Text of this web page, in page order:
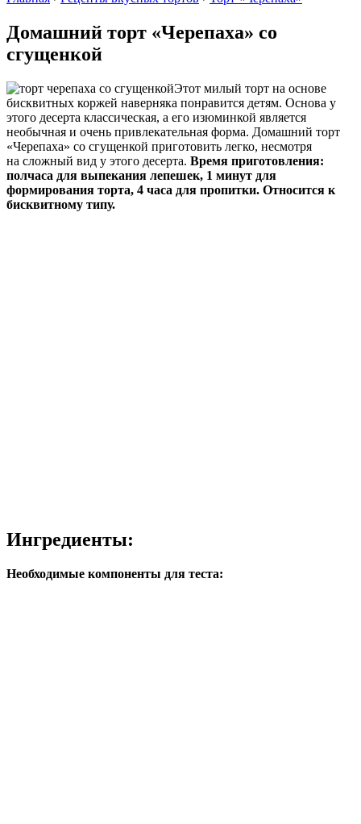
Домашний торт «Черепаха» со
сгущенкой
Этот милый торт на основе
бисквитных коржей наверняка понравится детям. Основа у
этого десерта классическая, а его изюминкой является
необычная и очень привлекательная форма. Домашний торт
«Черепаха» со сгущенкой приготовить легко, несмотря
на сложный вид у этого десерта. Время приготовления:
полчаса для выпекания лепешек, 1 минут для
формирования торта, 4 часа для пропитки. Относится к
бисквитному типу.
Ингредиенты:
Необходимые компоненты для теста: